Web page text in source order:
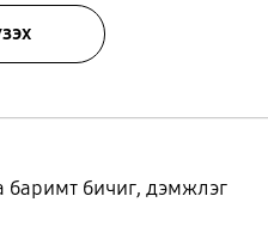
баримт бичиг, дэмжлэг